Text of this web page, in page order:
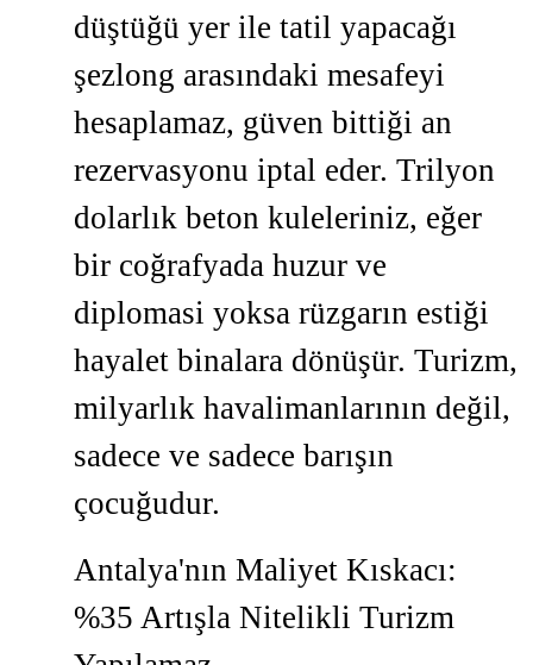
düştüğü yer ile tatil yapacağı
şezlong arasındaki mesafeyi
hesaplamaz, güven bittiği an
rezervasyonu iptal eder. Trilyon
dolarlık beton kuleleriniz, eğer
bir coğrafyada huzur ve
diplomasi yoksa rüzgarın estiği
hayalet binalara dönüşür. Turizm,
milyarlık havalimanlarının değil,
sadece ve sadece barışın
çocuğudur.
Antalya'nın Maliyet Kıskacı:
%35 Artışla Nitelikli Turizm